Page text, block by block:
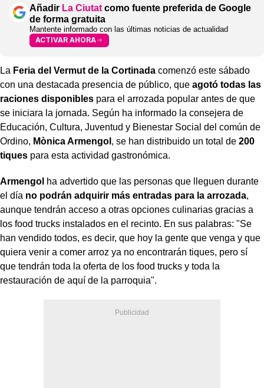
Añadir La Ciutat como fuente preferida de Google
de forma gratuita
Mantente informado con las últimas noticias de actualidad
ACTIVAR AHORA
La Feria del Vermut de la Cortinada comenzó este sábado
con una destacada presencia de público, que agotó todas las
raciones disponibles para el arrozada popular antes de que
se iniciara la jornada. Según ha informado la consejera de
Educación, Cultura, Juventud y Bienestar Social del común de
Ordino, Mònica Armengol , se han distribuido un total de 200
tiques para esta actividad gastronómica.
Armengol ha advertido que las personas que lleguen durante
el día no podrán adquirir más entradas para la arrozada,
aunque tendrán acceso a otras opciones culinarias gracias a
los food trucks instalados en el recinto. En sus palabras: "Se
han vendido todos, es decir, que hoy la gente que venga y que
quiera venir a comer arroz ya no encontrarán tiques, pero sí
que tendrán toda la oferta de los food trucks y toda la
restauración de aquí de la parroquia".